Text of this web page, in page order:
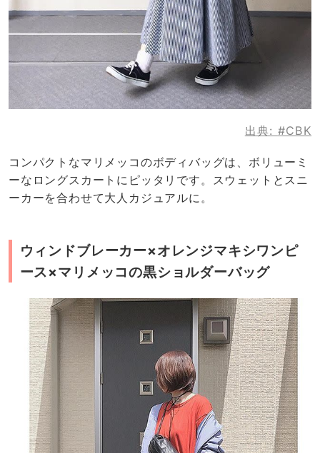
出典: #CBK
コンパクトなマリメッコのボディバッグは、ボリューミ
ーなロングスカートにピッタリです。スウェットとスニ
ーカーを合わせて大人カジュアルに。
ウィンドブレーカー×オレンジマキシワンピ
ース×マリメッコの黒ショルダーバッグ